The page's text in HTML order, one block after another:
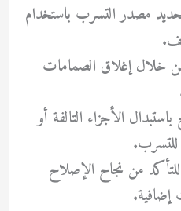
مصدر التسرب باستخدام
خلال إغلاق الصمامات
الأجزاء التالفة أو
للتسرب.
من نجاح الإصلاح